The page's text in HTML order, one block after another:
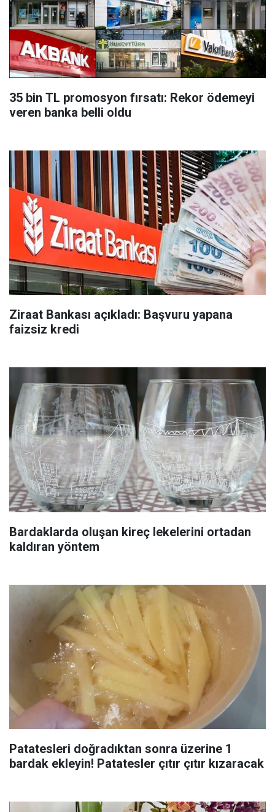
35 bin TL promosyon fırsatı: Rekor ödemeyi
veren banka belli oldu
Ziraat Bankası açıkladı: Başvuru yapana
faizsiz kredi
Bardaklarda oluşan kireç lekelerini ortadan
kaldıran yöntem
Patatesleri doğradıktan sonra üzerine 1
bardak ekleyin! Patatesler çıtır çıtır kızaracak